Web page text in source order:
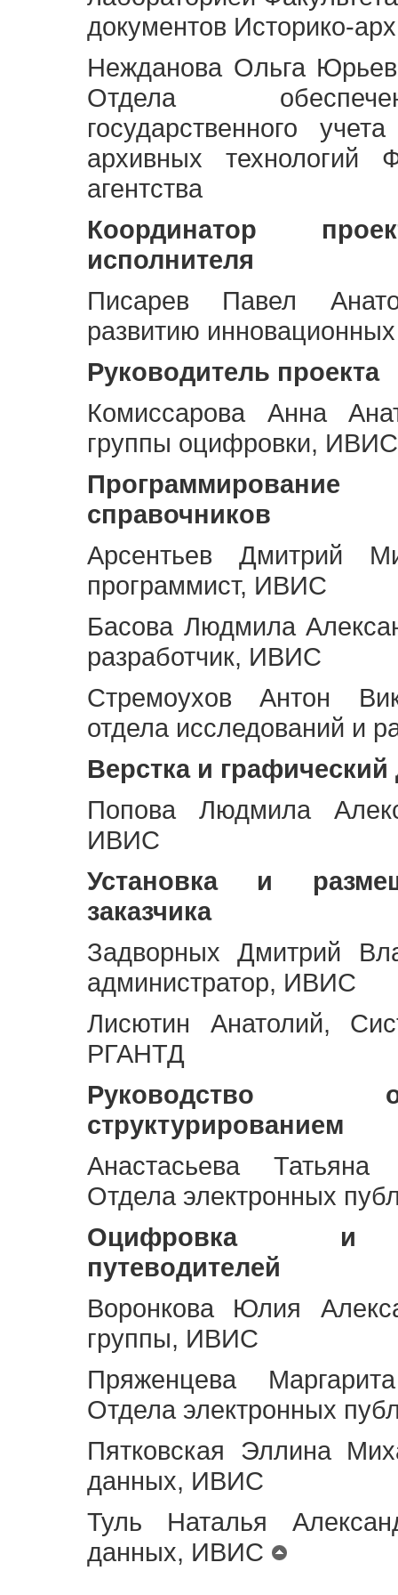
документов Историко-
Нежданова Ольга
Отдела
государственного
архивных технологий
агентства
Координатор
исполнителя
Писарев Павел
развитию
Руководитель проекта
Комиссарова Анна
группы оцифровки, ИВИС
Программирование
справочников
Арсентьев Дмитрий
программист, ИВИС
Басова Людмила
разработчик, ИВИС
Стремоухов Антон
отдела исследований и
Верстка и графический
Попова Людмила
ИВИС
Установка и
заказчика
Задворных Дмитрий
администратор, ИВИС
Лисютин Анатолий,
РГАНТД
Руководство
структурированием
Анастасьева Татьяна
Отдела электронных
Оцифровка и
путеводителей
Воронкова Юлия
группы, ИВИС
Пряженцева
Отдела электронных
Пятковская Эллина
данных, ИВИС
Туль Наталья
данных, ИВИС